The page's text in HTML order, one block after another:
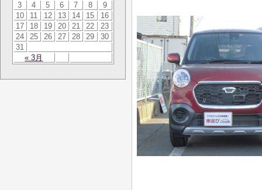
« 3月
3
4 5 6 7 8
9
10
11 12 13 14 15
16
17
18 19 20 21 22
23
24
25 26 27 28 29
30
31